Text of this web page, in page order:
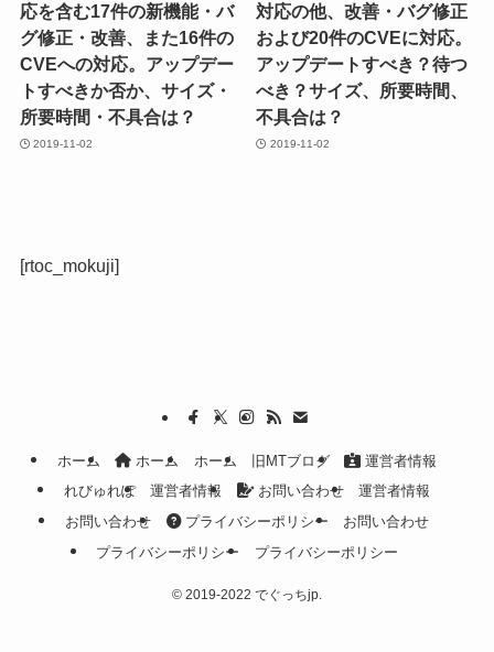
応を含む17件の新機能・バ
グ修正・改善、また16件の
CVEへの対応。アップデー
トすべきか否か、サイズ・
所要時間・不具合は？
2019-11-02
対応の他、改善・バグ修正
および20件のCVEに対応。
アップデートすべき？待つ
べき？サイズ、所要時間、
不具合は？
2019-11-02
[rtoc_mokuji]
ホーム ホーム ホーム 旧MTブログ
運営者情報
れびゅれぽ
運営者情報 お問い合わせ
運営者情報
お問い合わせ
プライバシーポリシー
お問い合わせ
プライバシーポリシー
プライバシーポリシー
© 2019-2022 でぐっちjp.